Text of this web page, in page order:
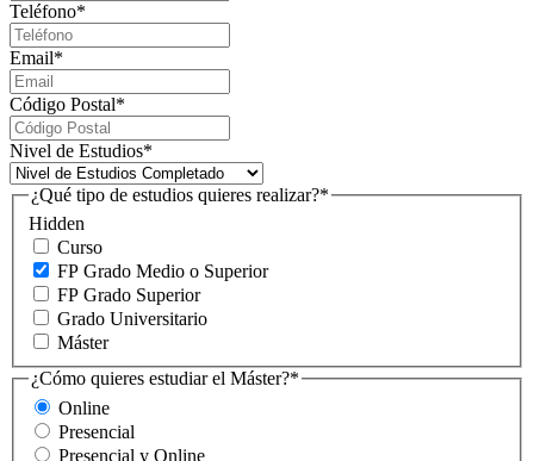
Teléfono*
Email*
Código Postal*
Nivel de Estudios*
Hidden
¿Qué tipo de estudios quieres realizar?*
Curso
FP Grado Medio o Superior
FP Grado Superior
Grado Universitario
Máster
¿Cómo quieres estudiar el Máster?*
Online
Presencial
Presencial y Online